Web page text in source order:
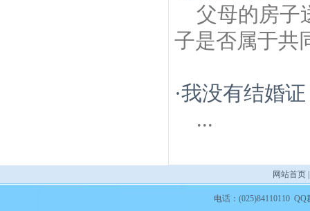
父母的房子
子是否属于共
·我没有结婚
...
网站首页
电话：(025)84110110